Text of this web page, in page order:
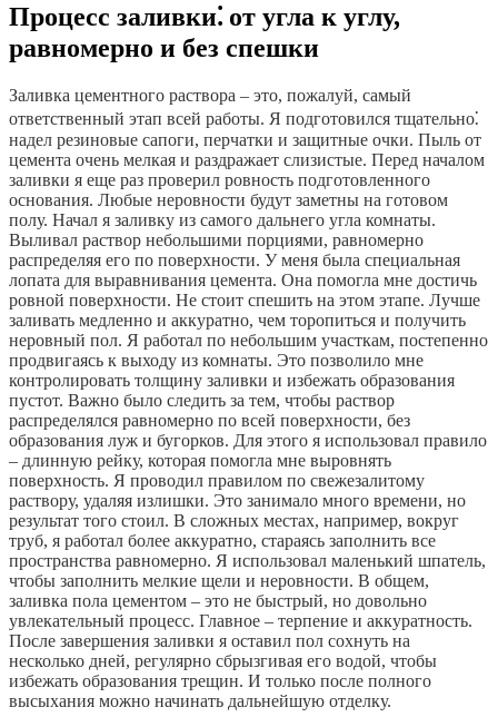
Процесс заливки⁚ от угла к углу,
равномерно и без спешки
Заливка цементного раствора – это, пожалуй, самый
ответственный этап всей работы. Я подготовился тщательно⁚
надел резиновые сапоги, перчатки и защитные очки. Пыль от
цемента очень мелкая и раздражает слизистые. Перед началом
заливки я еще раз проверил ровность подготовленного
основания. Любые неровности будут заметны на готовом
полу. Начал я заливку из самого дальнего угла комнаты.
Выливал раствор небольшими порциями, равномерно
распределяя его по поверхности. У меня была специальная
лопата для выравнивания цемента. Она помогла мне достичь
ровной поверхности. Не стоит спешить на этом этапе. Лучше
заливать медленно и аккуратно, чем торопиться и получить
неровный пол. Я работал по небольшим участкам, постепенно
продвигаясь к выходу из комнаты. Это позволило мне
контролировать толщину заливки и избежать образования
пустот. Важно было следить за тем, чтобы раствор
распределялся равномерно по всей поверхности, без
образования луж и бугорков. Для этого я использовал правило
– длинную рейку, которая помогла мне выровнять
поверхность. Я проводил правилом по свежезалитому
раствору, удаляя излишки. Это занимало много времени, но
результат того стоил. В сложных местах, например, вокруг
труб, я работал более аккуратно, стараясь заполнить все
пространства равномерно. Я использовал маленький шпатель,
чтобы заполнить мелкие щели и неровности. В общем,
заливка пола цементом – это не быстрый, но довольно
увлекательный процесс. Главное – терпение и аккуратность.
После завершения заливки я оставил пол сохнуть на
несколько дней, регулярно сбрызгивая его водой, чтобы
избежать образования трещин. И только после полного
высыхания можно начинать дальнейшую отделку.